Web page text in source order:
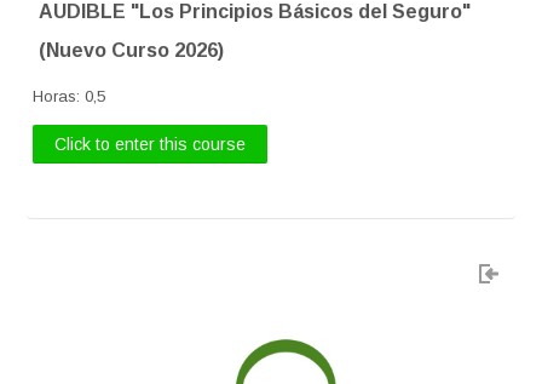
AUDIBLE "Los Principios Básicos del Seguro"
(Nuevo Curso 2026)
Horas:0,5
Click to enter this course